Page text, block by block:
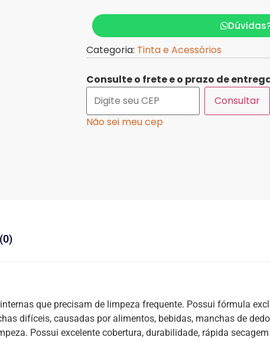
Categoria: Tinta e Acessórios
Consulte o frete e o prazo de
Consultar
Não sei meu cep
que precisam de limpeza frequente. Possui fórmula
difíceis, causadas por alimentos, bebidas, manchas de
Possui excelente cobertura, durabilidade, rápida